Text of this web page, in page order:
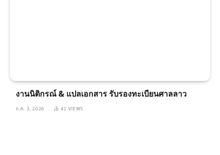
งานนิติกรณ์ & แปลเอกสาร รับรองทะเบียนศาลลาว
ก.ค. 3, 2026 41 VIEWS